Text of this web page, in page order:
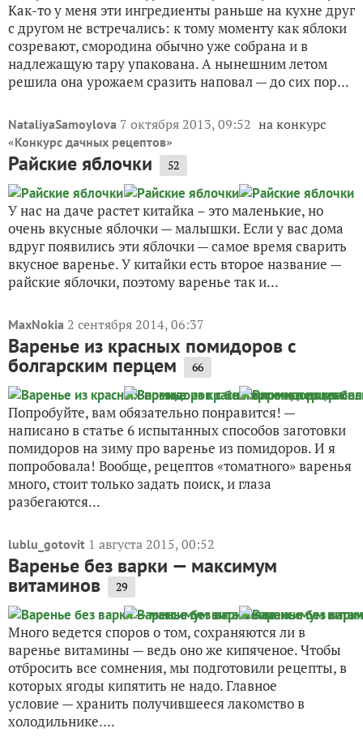
Как-то у меня эти ингредиенты раньше на кухне друг
с другом не встречались: к тому моменту как яблоки
созревают, смородина обычно уже собрана и в
надлежащую тару упакована. А нынешним летом
решила она урожаем сразить наповал — до сих пор...
NataliyaSamoylova 7 октября 2013, 09:52 на конкурс
«Конкурс дачных рецептов»
Райские яблочки 52
У нас на даче растет китайка – это маленькие, но
очень вкусные яблочки — малышки. Если у вас дома
вдруг появились эти яблочки — самое время сварить
вкусное варенье. У китайки есть второе название —
райские яблочки, поэтому варенье так и...
MaxNokia 2 сентября 2014, 06:37
Варенье из красных помидоров с
болгарским перцем 66
Попробуйте, вам обязательно понравится! —
написано в статье 6 испытанных способов заготовки
помидоров на зиму про варенье из помидоров. И я
попробовала! Вообще, рецептов «томатного» варенья
много, стоит только задать поиск, и глаза
разбегаются...
lublu_gotovit 1 августа 2015, 00:52
Варенье без варки — максимум
витаминов 29
Много ведется споров о том, сохраняются ли в
варенье витамины — ведь оно же кипяченое. Чтобы
отбросить все сомнения, мы подготовили рецепты, в
которых ягоды кипятить не надо. Главное
условие — хранить получившееся лакомство в
холодильнике....